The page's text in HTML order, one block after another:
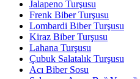
Jalapeno Turşusu
Frenk Biber Turşusu
Lombardi Biber Turşusu
Kiraz Biber Turşusu
Lahana Turşusu
Çubuk Salatalık Turşusu
Acı Biber Sosu